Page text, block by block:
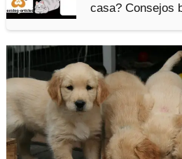
casa? Consejos